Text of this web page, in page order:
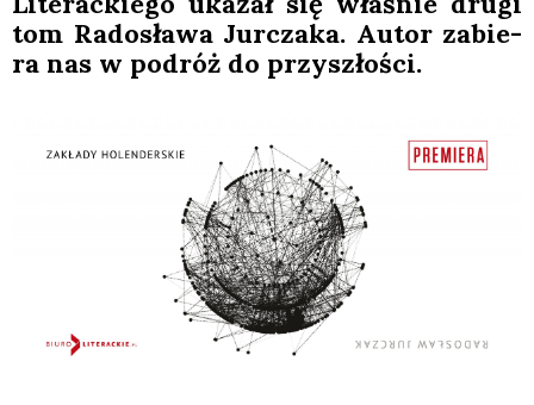
tom Rado­sła­wa Jur­cza­ka. Autor zabie­
ra nas w podróż do przy­szło­ści.